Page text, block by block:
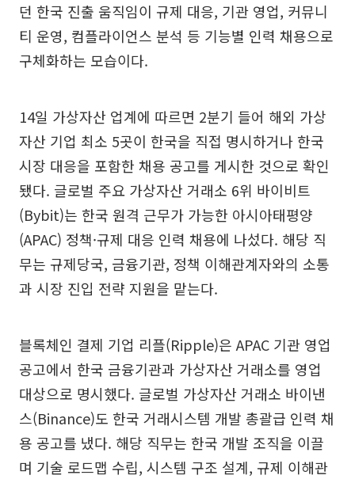
던 한국 진출 움직임이 규제 대응, 기관 영업, 커뮤니
티 운영, 컴플라이언스 분석 등 기능별 인력 채용으로
구체화하는 모습이다.
14일 가상자산 업계에 따르면 2분기 들어 해외 가상
자산 기업 최소 5곳이 한국을 직접 명시하거나 한국
시장 대응을 포함한 채용 공고를 게시한 것으로 확인
됐다. 글로벌 주요 가상자산 거래소 6위 바이비트
(Bybit)는 한국 원격 근무가 가능한 아시아태평양
(APAC) 정책·규제 대응 인력 채용에 나섰다. 해당 직
무는 규제당국, 금융기관, 정책 이해관계자와의 소통
과 시장 진입 전략 지원을 맡는다.
블록체인 결제 기업 리플(Ripple)은 APAC 기관 영업
공고에서 한국 금융기관과 가상자산 거래소를 영업
대상으로 명시했다. 글로벌 가상자산 거래소 바이낸
스(Binance)도 한국 거래시스템 개발 총괄급 인력 채
용 공고를 냈다. 해당 직무는 한국 개발 조직을 이끌
며 기술 로드맵 수립, 시스템 구조 설계, 규제 이해관